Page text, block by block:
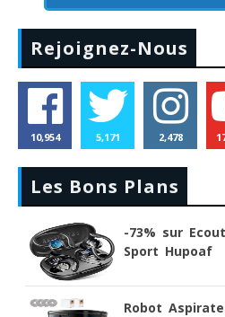
Rejoignez-Nous
10,954 5,171 2,478
Les Bons Plans
-73% sur
Sport Hupoaf
Robot